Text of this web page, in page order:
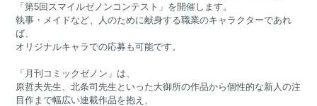
「第5回スマイルゼノンコンテスト」を開催します。
執事・メイドなど、人のために献身する職業のキャラクターであれ
ば、
オリジナルキャラでの応募も可能です。
「月刊コミックゼノン」は、
原哲夫先生、北条司先生といった大御所の作品から個性的な新人の注
目作まで幅広い連載作品を抱え、